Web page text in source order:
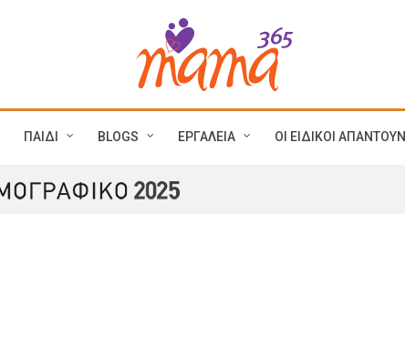
ΠΑΙΔΙ BLOGS ΕΡΓΑΛΕΙΑ ΟΙ ΕΙΔΙΚΟΙ ΑΠΑΝΤΟΥΝ